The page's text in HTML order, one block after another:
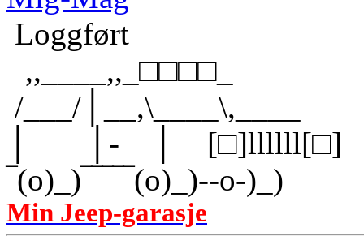
Loggført
,,____,,_□□□□_
/___/│__,\____\,____
│ │- │ [□]llllll[□]
‾(o)_)‾‾‾‾‾(o)_)--o-)_)
Min Jeep-garasje